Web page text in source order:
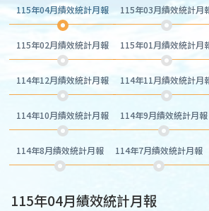
115年04月績效統計月報 115年03月績效統計月
115年02月績效統計月報 115年01月績效統計月
114年12月績效統計月報 114年11月績效統計月
114年10月績效統計月報 114年9月績效統計月報
114年8月績效統計月報 114年7月績效統計月報
115年04月績效統計月報